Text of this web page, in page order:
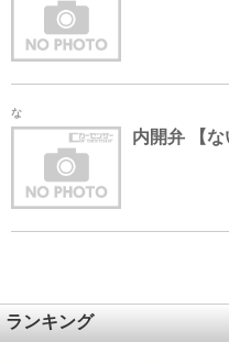
な
内開弁 【な
ランキング